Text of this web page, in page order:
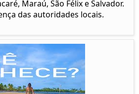
Maraú, São Félix e Salvador.
das autoridades locais.